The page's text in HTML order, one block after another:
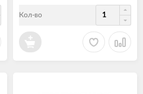
Кол-во